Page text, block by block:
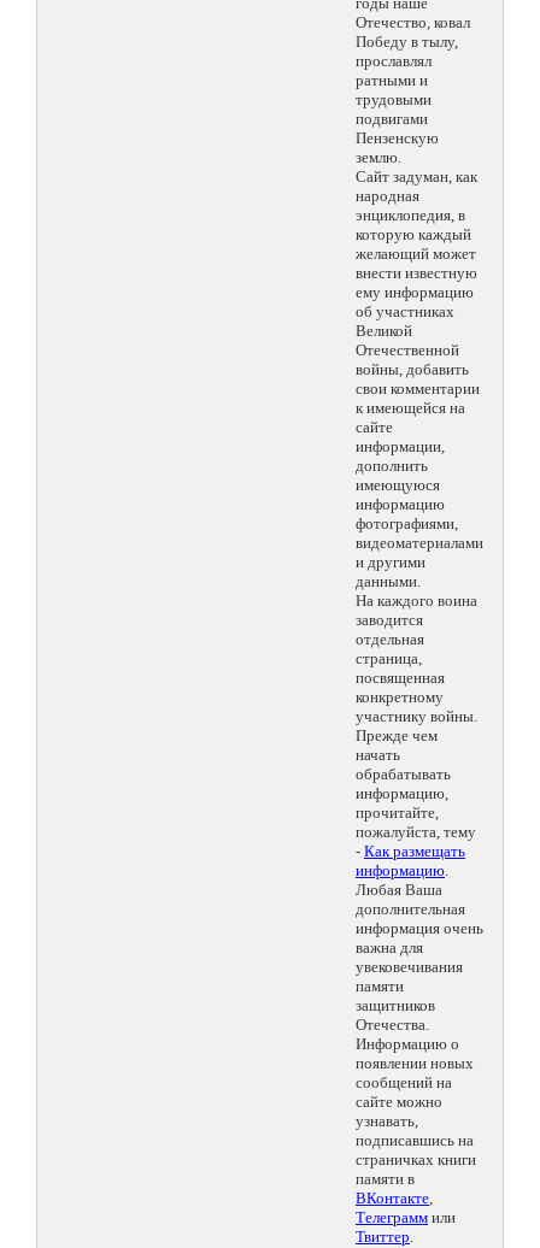
Отечество, ковал
Победу в тылу,
прославлял
ратными и
трудовыми
подвигами
Пензенскую
землю.
Сайт задуман, как
народная
энциклопедия, в
которую каждый
желающий может
внести известную
ему информацию
об участниках
Великой
Отечественной
войны, добавить
свои комментарии
к имеющейся на
сайте
информации,
дополнить
имеющуюся
информацию
фотографиями,
видеоматериалами
и другими
данными.
На каждого воина
заводится
отдельная
страница,
посвященная
конкретному
участнику войны.
Прежде чем
начать
обрабатывать
информацию,
прочитайте,
пожалуйста, тему
- Как размещать
информацию.
Любая Ваша
дополнительная
информация очень
важна для
увековечивания
памяти
защитников
Отечества.
Информацию о
появлении новых
сообщений на
сайте можно
узнавать,
подписавшись на
страничках книги
памяти в
ВКонтакте,
Телеграмм или
Твиттер.